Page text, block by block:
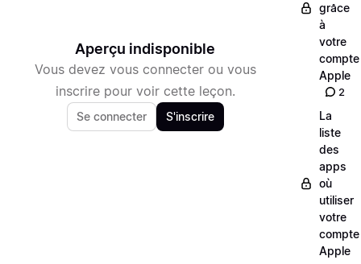
Aperçu indisponible
Vous devez vous connecter ou vous
inscrire pour voir cette leçon.
Se connecter S'inscrire
grâce
à
votre
compte
Apple
2
La
liste
des
apps
où
utiliser
votre
compte
Apple